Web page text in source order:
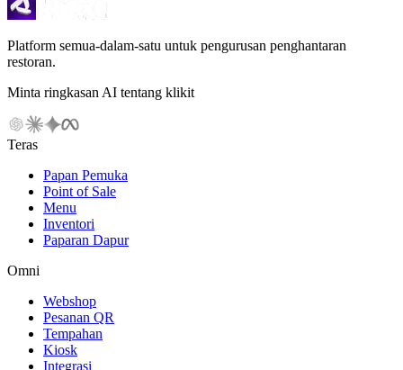
Platform semua-dalam-satu untuk pengurusan penghantaran
restoran.
Minta ringkasan AI tentang klikit
Teras
Papan Pemuka
Point of Sale
Menu
Inventori
Paparan Dapur
Omni
Webshop
Pesanan QR
Tempahan
Kiosk
Integrasi